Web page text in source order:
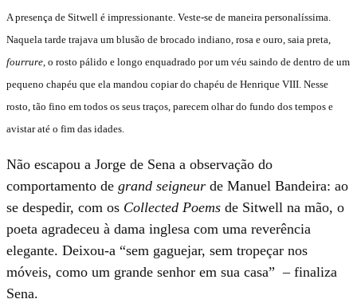
A presença de Sitwell é impressionante. Veste-se de maneira personalíssima.
Naquela tarde trajava um blusão de brocado indiano, rosa e ouro, saia preta,
fourrure, o rosto pálido e longo enquadrado por um véu saindo de dentro de um
pequeno chapéu que ela mandou copiar do chapéu de Henrique VIII. Nesse
rosto, tão fino em todos os seus traços, parecem olhar do fundo dos tempos e
avistar até o fim das idades.
Não escapou a Jorge de Sena a observação do
comportamento de grand seigneur de Manuel Bandeira: ao
se despedir, com os Collected Poems de Sitwell na mão, o
poeta agradeceu à dama inglesa com uma reverência
elegante. Deixou-a “sem gaguejar, sem tropeçar nos
móveis, como um grande senhor em sua casa” – finaliza
Sena.